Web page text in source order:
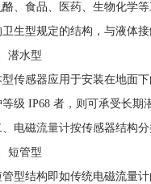
酪、食品、医药、生物化学
卫生型规定的结构，与液体
潜水型
型传感器应用于安装在地面
等级 IP68 者，则可承受长期
、电磁流量计按传感器结构
短管型
管型结构即如传统电磁流量